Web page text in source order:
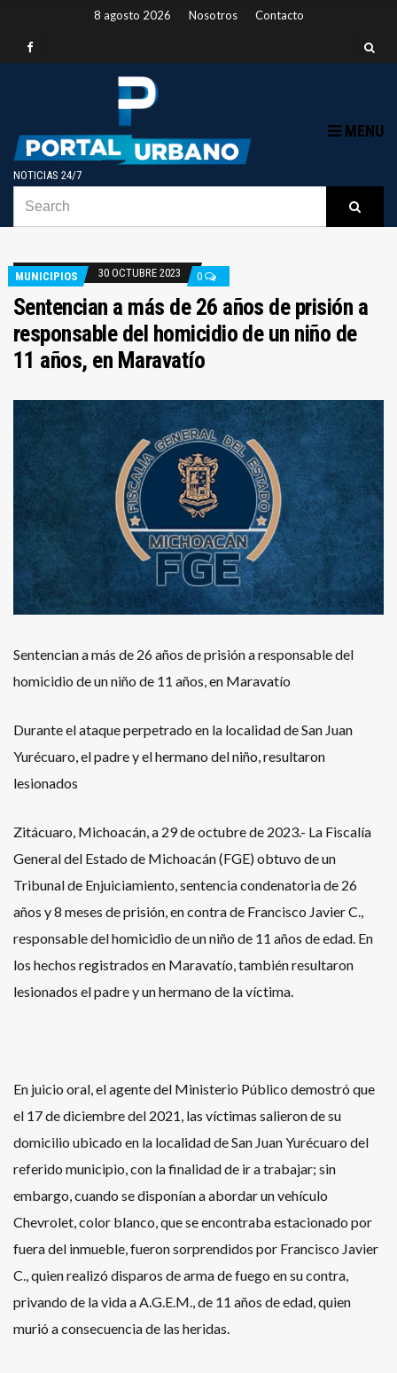
8 agosto 2026 Nosotros Contacto
NOTICIAS 24/7
MENU
MUNICIPIOS 30 OCTUBRE 2023 0
Sentencian a más de 26 años de prisión a
responsable del homicidio de un niño de
11 años, en Maravatío
Sentencian a más de 26 años de prisión a responsable del
homicidio de un niño de 11 años, en Maravatío
Durante el ataque perpetrado en la localidad de San Juan
Yurécuaro, el padre y el hermano del niño, resultaron
lesionados
Zitácuaro, Michoacán, a 29 de octubre de 2023.- La Fiscalía
General del Estado de Michoacán (FGE) obtuvo de un
Tribunal de Enjuiciamiento, sentencia condenatoria de 26
años y 8 meses de prisión, en contra de Francisco Javier C.,
responsable del homicidio de un niño de 11 años de edad. En
los hechos registrados en Maravatío, también resultaron
lesionados el padre y un hermano de la víctima.
En juicio oral, el agente del Ministerio Público demostró que
el 17 de diciembre del 2021, las víctimas salieron de su
domicilio ubicado en la localidad de San Juan Yurécuaro del
referido municipio, con la finalidad de ir a trabajar; sin
embargo, cuando se disponían a abordar un vehículo
Chevrolet, color blanco, que se encontraba estacionado por
fuera del inmueble, fueron sorprendidos por Francisco Javier
C., quien realizó disparos de arma de fuego en su contra,
privando de la vida a A.G.E.M., de 11 años de edad, quien
murió a consecuencia de las heridas.